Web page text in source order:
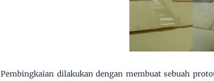
Pembingkaian dilakukan dengan membuat sebuah